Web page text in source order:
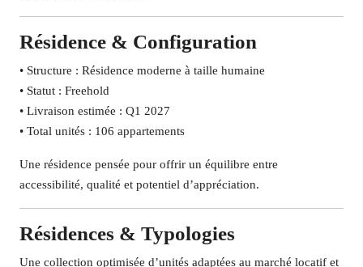
Résidence & Configuration
• Structure : Résidence moderne à taille humaine
• Statut : Freehold
• Livraison estimée : Q1 2027
• Total unités : 106 appartements
Une résidence pensée pour offrir un équilibre entre
accessibilité, qualité et potentiel d’appréciation.
Résidences & Typologies
Une collection optimisée d’unités adaptées au marché locatif et